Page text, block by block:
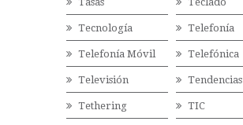
Tecnología Telefonía
Telefonía Móvil Telefónica
Televisión Tendencias
Tethering TIC